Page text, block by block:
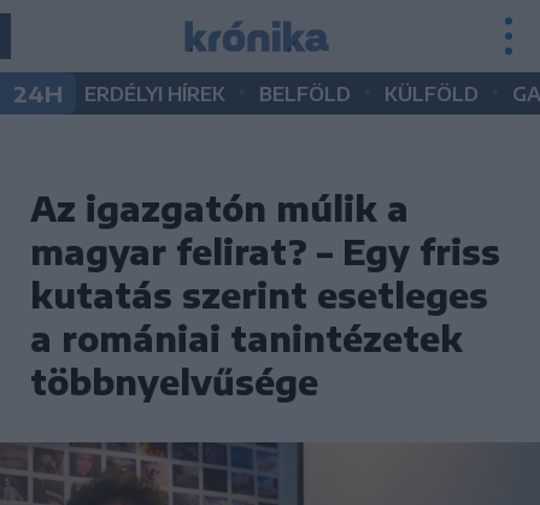
24H ERDÉLYI HÍREK BELFÖLD KÜLFÖLD
Az igazgatón múlik a
magyar felirat? – Egy friss
kutatás szerint esetleges
a romániai tanintézetek
többnyelvűsége